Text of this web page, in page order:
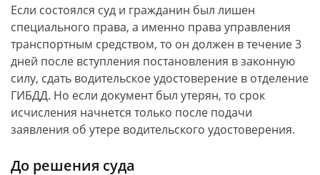
Если состоялся суд и гражданин был лишен
специального права, а именно права управления
транспортным средством, то он должен в течение 3
дней после вступления постановления в законную
силу, сдать водительское удостоверение в отделение
ГИБДД. Но если документ был утерян, то срок
исчисления начнется только после подачи
заявления об утере водительского удостоверения.
До решения суда